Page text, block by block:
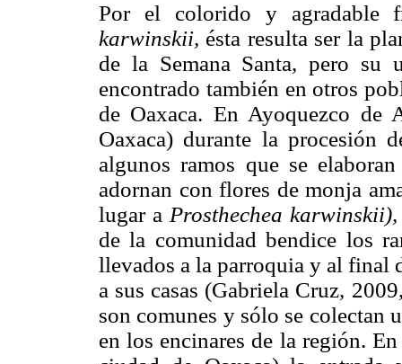
Por el colorido y agradable
karwinskii, ésta resulta ser la
de la Semana Santa, pero
encontrado también en otros
de Oaxaca. En Ayoquezco
Oaxaca) durante la procesión
algunos ramos que se
adornan con flores de monja
lugar a Prosthechea karwinskii),
de la comunidad bendice los
llevados a la parroquia y al final
a sus casas (Gabriela Cruz,
son comunes y sólo se colectan
en los encinares de la región.